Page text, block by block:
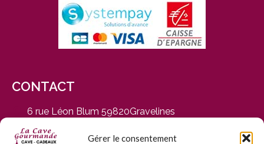
Gérer le consentement
CONTACT
6 rue Léon Blum 59820Gravelines
du Mardi au Samedi, de 9h30 à 12h30 et de 14h30 à
19h